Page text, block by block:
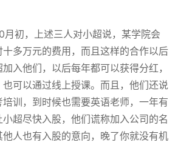
初，上述三人对小超说，某学院会
多万元的费用，而且这样的合作以后
入他们，以后每年都可以获得分红，
可以通过线上授课。而且，他们还说
训，到时候也需要英语老师，一年有
超尽快入股，他们谎称加入公司的名
人也有入股的意向，晚了你就没有机